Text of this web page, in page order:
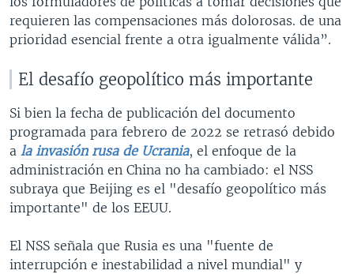
requieren las compensaciones más dolorosas. de una
prioridad esencial frente a otra igualmente válida”.
El desafío geopolítico más importante
Si bien la fecha de publicación del documento
programada para febrero de 2022 se retrasó debido
a la invasión rusa de Ucrania, el enfoque de la
administración en China no ha cambiado: el NSS
subraya que Beijing es el "desafío geopolítico más
importante" de los EEUU.
El NSS señala que Rusia es una "fuente de
interrupción e inestabilidad a nivel mundial" y